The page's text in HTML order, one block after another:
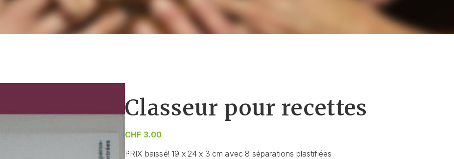
Classeur pour recettes
CHF 3.00
PRIX baissé! 19 x 24 x 3 cm avec 8 séparations plastifiées